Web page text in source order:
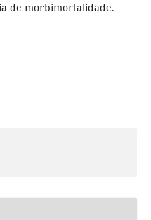
de morbimortalidade.